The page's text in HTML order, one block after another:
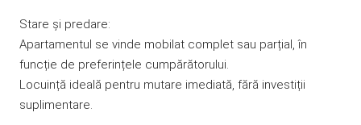
Stare și predare:
Apartamentul se vinde mobilat complet sau parțial, în
funcție de preferințele cumpărătorului.
Locuință ideală pentru mutare imediată, fără investiții
suplimentare.